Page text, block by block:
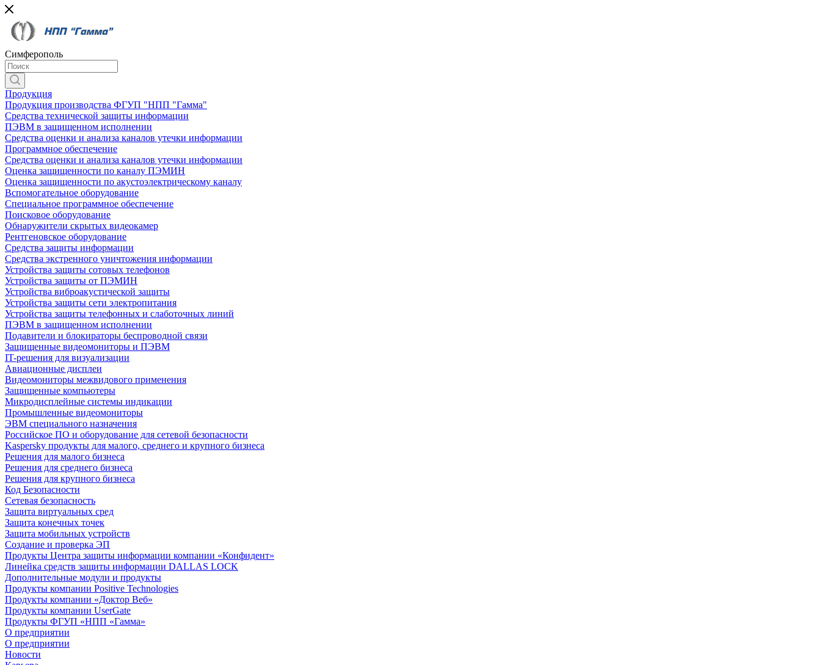
Симферополь
Продукция
Продукция производства ФГУП "НПП "Гамма"
Средства технической защиты информации
ПЭВМ в защищенном исполнении
Средства оценки и анализа каналов утечки информации
Программное обеспечение
Средства оценки и анализа каналов утечки информации
Оценка защищенности по каналу ПЭМИН
Оценка защищенности по акустоэлектрическому каналу
Вспомогательное оборудование
Специальное программное обеспечение
Поисковое оборудование
Обнаружители скрытых видеокамер
Рентгеновское оборудование
Средства защиты информации
Средства экстренного уничтожения информации
Устройства защиты сотовых телефонов
Устройства защиты от ПЭМИН
Устройства виброакустической защиты
Устройства защиты сети электропитания
Устройства защиты телефонных и слаботочных линий
ПЭВМ в защищенном исполнении
Подавители и блокираторы беспроводной связи
Защищенные видеомониторы и ПЭВМ
IT-решения для визуализации
Авиационные дисплеи
Видеомониторы межвидового применения
Защищенные компьютеры
Микродисплейные системы индикации
Промышленные видеомониторы
ЭВМ специального назначения
Российское ПО и оборудование для сетевой безопасности
Kaspersky продукты для малого, среднего и крупного бизнеса
Решения для малого бизнеса
Решения для среднего бизнеса
Решения для крупного бизнеса
Код Безопасности
Сетевая безопасность
Защита виртуальных сред
Защита конечных точек
Защита мобильных устройств
Создание и проверка ЭП
Продукты Центра защиты информации компании «Конфидент»
Линейка средств защиты информации DALLAS LOCK
Дополнительные модули и продукты
Продукты компании Positive Technologies
Продукты компании «Доктор Веб»
Продукты компании UserGate
Продукты ФГУП «НПП «Гамма»
О предприятии
О предприятии
Новости